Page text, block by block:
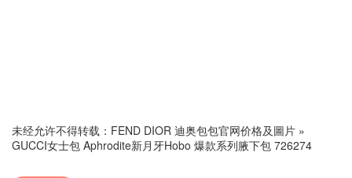
未经允许不得转载： FEND DIOR 迪奥包包官网价格及圖片 »
GUCCI女士包 Aphrodite新月牙Hobo 爆款系列腋下包 726274